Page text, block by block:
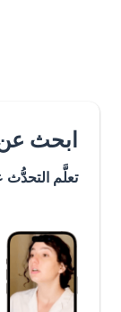
ابحث
تعلَّم التحدُّث